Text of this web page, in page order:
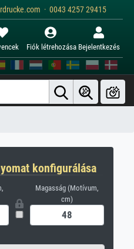
· 0043 4257 29415
Fiók létrehozása Bejelentkezés
konfigurálása
Magasság (Motívum,
cm)